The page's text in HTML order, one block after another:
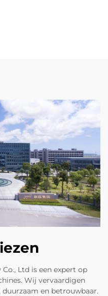
Ltd is een expert op
Wij vervaardigen
en betrouwbaar.